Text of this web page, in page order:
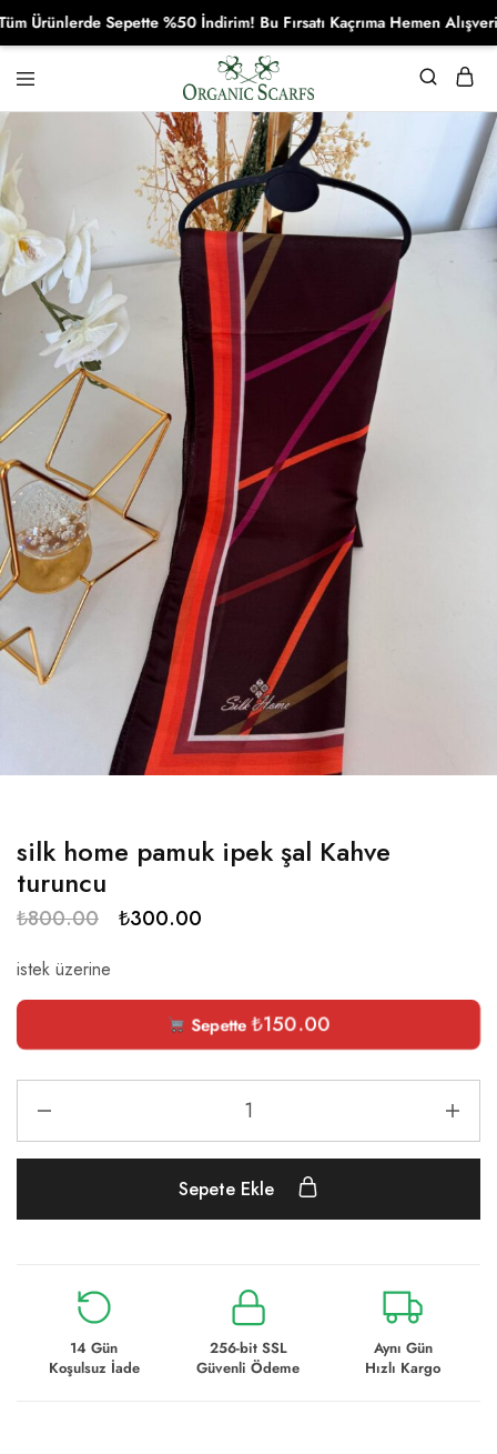
Organikscarf
silk home pamuk ipek şal Kahve
turuncu
₺800.00 ₺300.00
istek üzerine
Sepette₺150.00
Sepete Ekle
14 Gün
Koşulsuz İade
256-bit SSL
Güvenli Ödeme
Aynı Gün
Hızlı Kargo
Sepette %50 İndirim! Bu Fırsatı Kaçrıma Hemen Alışverişe